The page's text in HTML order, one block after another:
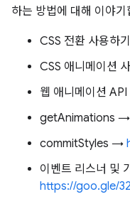
하는 방법에 대해 이야기
CSS 전환 사용하
CSS 애니메이션
웹 애니메이션
getAnimations →
commitStyles →
이벤트 리스너 및
https://goo.gle/